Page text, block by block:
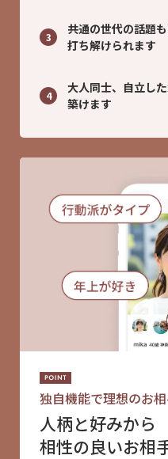
3
共通の世代の話題
打ち解けられます
4
大人同士、自立し
築けます
独自機能で理想のお
人柄と好みから
相性の良いお相